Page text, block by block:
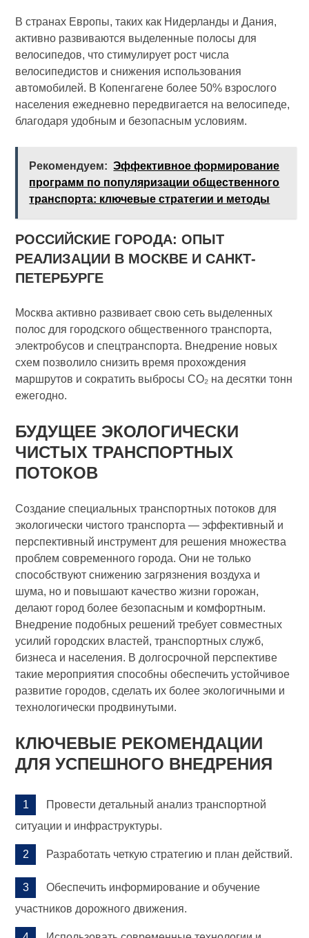
В странах Европы, таких как Нидерланды и Дания,
активно развиваются выделенные полосы для
велосипедов, что стимулирует рост числа
велосипедистов и снижения использования
автомобилей. В Копенгагене более 50% взрослого
населения ежедневно передвигается на велосипеде,
благодаря удобным и безопасным условиям.
Рекомендуем: Эффективное формирование
программ по популяризации общественного
транспорта: ключевые стратегии и методы
РОССИЙСКИЕ ГОРОДА: ОПЫТ
РЕАЛИЗАЦИИ В МОСКВЕ И САНКТ-
ПЕТЕРБУРГЕ
Москва активно развивает свою сеть выделенных
полос для городского общественного транспорта,
электробусов и спецтранспорта. Внедрение новых
схем позволило снизить время прохождения
маршрутов и сократить выбросы СО₂ на десятки тонн
ежегодно.
БУДУЩЕЕ ЭКОЛОГИЧЕСКИ
ЧИСТЫХ ТРАНСПОРТНЫХ
ПОТОКОВ
Создание специальных транспортных потоков для
экологически чистого транспорта — эффективный и
перспективный инструмент для решения множества
проблем современного города. Они не только
способствуют снижению загрязнения воздуха и
шума, но и повышают качество жизни горожан,
делают город более безопасным и комфортным.
Внедрение подобных решений требует совместных
усилий городских властей, транспортных служб,
бизнеса и населения. В долгосрочной перспективе
такие мероприятия способны обеспечить устойчивое
развитие городов, сделать их более экологичными и
технологически продвинутыми.
КЛЮЧЕВЫЕ РЕКОМЕНДАЦИИ
ДЛЯ УСПЕШНОГО ВНЕДРЕНИЯ
Провести детальный анализ транспортной
ситуации и инфраструктуры.
Разработать четкую стратегию и план действий.
Обеспечить информирование и обучение
участников дорожного движения.